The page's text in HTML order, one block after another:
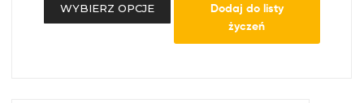
WYBIERZ OPCJE
Dodaj do listy
życzeń